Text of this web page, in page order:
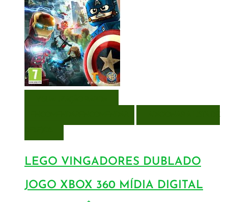
LEGO VINGADORES DUBLADO
JOGO XBOX 360 MÍDIA DIGITAL